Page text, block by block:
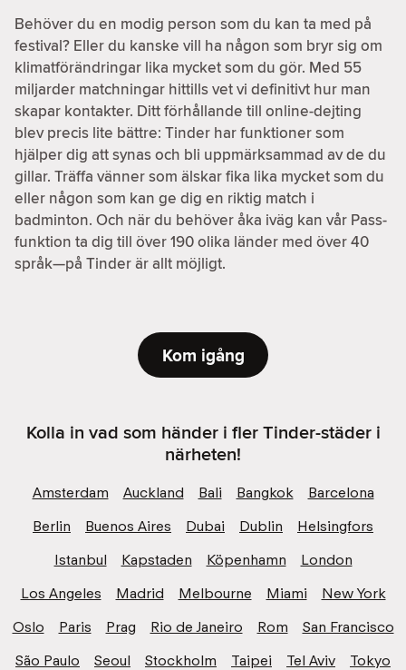
Behöver du en modig person som du kan ta med på
festival? Eller du kanske vill ha någon som bryr sig om
klimatförändringar lika mycket som du gör. Med 55
miljarder matchningar hittills vet vi definitivt hur man
skapar kontakter. Ditt förhållande till online-dejting
blev precis lite bättre: Tinder har funktioner som
hjälper dig att synas och bli uppmärksammad av de du
gillar. Träffa vänner som älskar fika lika mycket som du
eller någon som kan ge dig en riktig match i
badminton. Och när du behöver åka iväg kan vår Pass-
funktion ta dig till över 190 olika länder med över 40
språk—på Tinder är allt möjligt.
Kom igång
Kolla in vad som händer i fler Tinder-städer i
närheten!
Amsterdam Auckland Bali Bangkok
Barcelona
Berlin
Buenos Aires Dubai Dublin
Helsingfors
Istanbul
Kapstaden Köpenhamn
London
Los Angeles
Madrid Melbourne Miami
New York
Oslo
Paris Prag Rio de Janeiro Rom
San Francisco
São Paulo
Seoul Stockholm Taipei Tel Aviv
Tokyo